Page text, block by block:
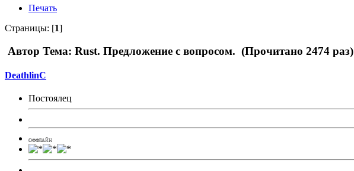
Печать
Страницы: [1]
Автор Тема: Rust. Предложение с вопросом. (Прочитано 2474 раз)
DeathlinC
Постоялец
ОФФЛАЙН